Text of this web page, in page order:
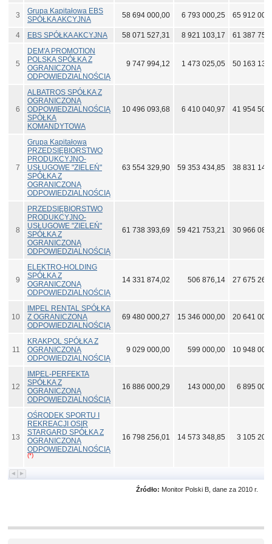
3
Grupa Kapitałowa EBS
SPÓŁKA AKCYJNA
58 694 000,00 6 793 000,25 65 912
4 EBS SPÓŁKA AKCYJNA 58 071 527,31 8 921 103,17 61 387
5
DEM'A PROMOTION
POLSKA SPÓŁKA Z
OGRANICZONĄ
ODPOWIEDZIALNOŚCIĄ
9 747 994,12 1 473 025,05 50 163
6
ALBATROS SPÓŁKA Z
OGRANICZONĄ
ODPOWIEDZIALNOŚCIĄ
SPÓŁKA
KOMANDYTOWA
10 496 093,68 6 410 040,97 41 954
7
Grupa Kapitałowa
PRZEDSIĘBIORSTWO
PRODUKCYJNO-
USŁUGOWE "ZIELEŃ"
SPÓŁKA Z
OGRANICZONĄ
ODPOWIEDZIALNOŚCIĄ
63 554 329,90 59 353 434,85 38 831
8
PRZEDSIĘBIORSTWO
PRODUKCYJNO-
USŁUGOWE "ZIELEŃ"
SPÓŁKA Z
OGRANICZONĄ
ODPOWIEDZIALNOŚCIĄ
61 738 393,69 59 421 753,21 30 966
9
ELEKTRO-HOLDING
SPÓŁKA Z
OGRANICZONĄ
ODPOWIEDZIALNOŚCIĄ
14 331 874,02 506 876,14 27 675
10
IMPEL RENTAL SPÓŁKA
Z OGRANICZONĄ
ODPOWIEDZIALNOŚCIĄ
69 480 000,27 15 346 000,00 20 641
11
KRAKPOL SPÓŁKA Z
OGRANICZONĄ
ODPOWIEDZIALNOŚCIĄ
9 029 000,00 599 000,00 10 948
12
IMPEL-PERFEKTA
SPÓŁKA Z
OGRANICZONĄ
ODPOWIEDZIALNOŚCIĄ
16 886 000,29 143 000,00 6 895
13
OŚRODEK SPORTU I
REKREACJI OSIR
STARGARD SPÓŁKA Z
OGRANICZONĄ
ODPOWIEDZIALNOŚCIĄ
(*)
16 798 256,01 14 573 348,85 3 105
Źródło: Monitor Polski B, dane za 2010 r.